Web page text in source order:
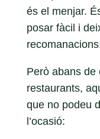
és el menjar.
posar fàcil i
Però abans de
restaurants,
que no podeu
l’ocasió: